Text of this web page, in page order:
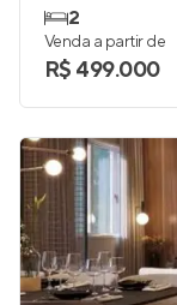
2
Venda a partir de
R$ 499.000